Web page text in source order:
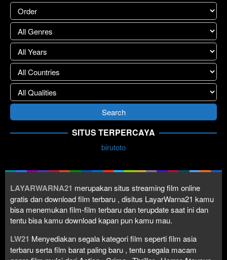
SITUS TERPERCAYA
birutoto
LAYARWARNA21 merupakan situs streaming film online
gratis dan download film terbaru , disitus LayarWarna21 kamu
bisa menemukan film-film terbaru dan terupdate saat ini dan
tentu bisa kamu download kapan pun kamu mau.
LW21 Menyediakan segala kategori film seperti film asia
terbaru serta film barat paling baru , tentu segala macam